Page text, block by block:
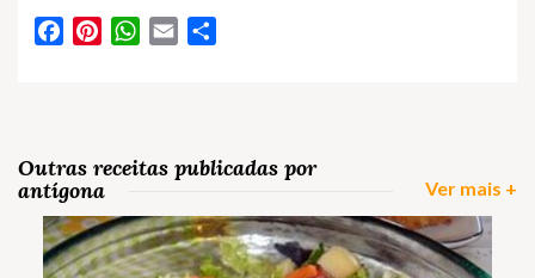
FacebookPinterestWhatsApp
Email
Outras receitas publicadas por
antígona
Ver mais +